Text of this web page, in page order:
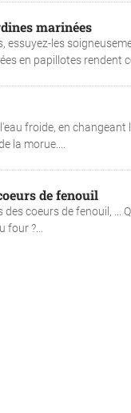
marinées
essuyez-les
en papillotes
froide, en
la morue....
de fenouil
coeurs de fenouil,
?...